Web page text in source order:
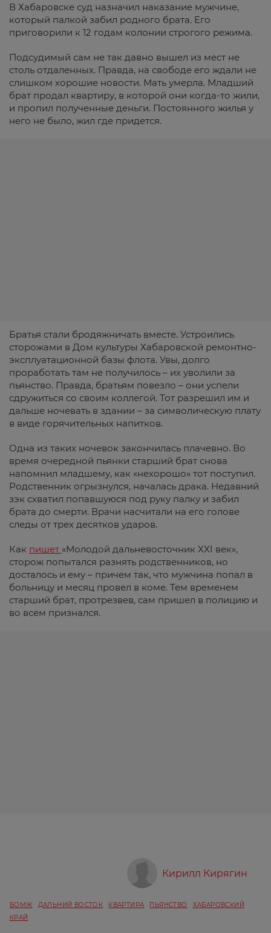
В Хабаровске суд назначил наказание мужчине,
который палкой забил родного брата. Его
приговорили к 12 годам колонии строгого режима.
Подсудимый сам не так давно вышел из мест не
столь отдаленных. Правда, на свободе его ждали не
слишком хорошие новости. Мать умерла. Младший
брат продал квартиру, в которой они когда-то жили,
и пропил полученные деньги. Постоянного жилья у
него не было, жил где придется.
Братья стали бродяжничать вместе. Устроились
сторожами в Дом культуры Хабаровской ремонтно-
эксплуатационной базы флота. Увы, долго
проработать там не получилось – их уволили за
пьянство. Правда, братьям повезло – они успели
сдружиться со своим коллегой. Тот разрешил им и
дальше ночевать в здании – за символическую плату
в виде горячительных напитков.
Одна из таких ночевок закончилась плачевно. Во
время очередной пьянки старший брат снова
напомнил младшему, как «нехорошо» тот поступил.
Родственник огрызнулся, началась драка. Недавний
зэк схватил попавшуюся под руку палку и забил
брата до смерти. Врачи насчитали на его голове
следы от трех десятков ударов.
Как пишет «Молодой дальневосточник XXI век»,
сторож попытался разнять родственников, но
досталось и ему – причем так, что мужчина попал в
больницу и месяц провел в коме. Тем временем
старший брат, протрезвев, сам пришел в полицию и
во всем признался.
Кирилл Кирягин
БОМЖ ДАЛЬНИЙ ВОСТОК КВАРТИРА ПЬЯНСТВО
ХАБАРОВСКИЙ
КРАЙ